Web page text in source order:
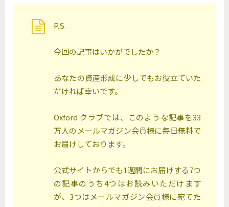
P.S.
今回の記事はいかがでしたか？
あなたの資産形成に少しでもお役立ていた
だければ幸いです。
Oxford クラブでは、このような記事を33
万人のメールマガジン会員様に毎日無料で
お届けしております。
公式サイトからでも1週間にお届けする7つ
の記事のうち4つはお読みいただけます
が、3つはメールマガジン会員様に宛てた